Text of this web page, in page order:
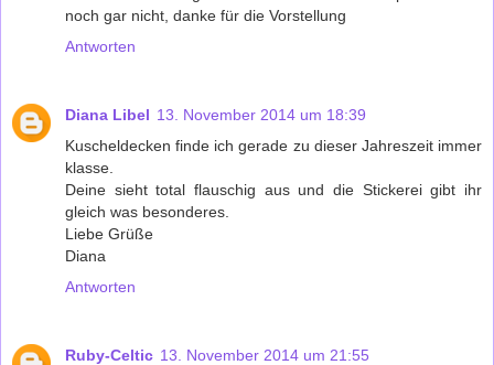
noch gar nicht, danke für die Vorstellung
Antworten
Diana Libel 13. November 2014 um 18:39
Kuscheldecken finde ich gerade zu dieser Jahreszeit immer
klasse.
Deine sieht total flauschig aus und die Stickerei gibt ihr
gleich was besonderes.
Liebe Grüße
Diana
Antworten
Ruby-Celtic 13. November 2014 um 21:55